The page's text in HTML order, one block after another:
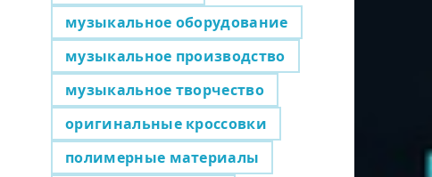
музыкальное оборудование
музыкальное производство
музыкальное творчество
оригинальные кроссовки
полимерные материалы